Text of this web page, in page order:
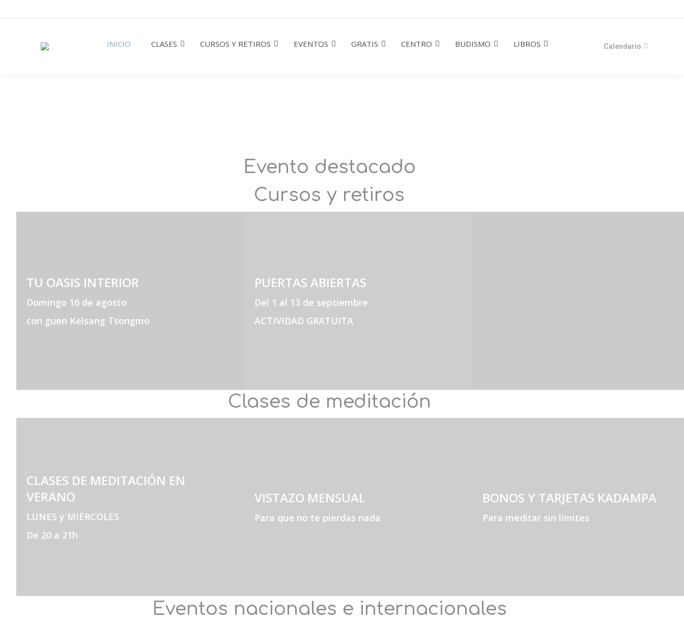
INICIO CLASES CURSOS Y RETIROS EVENTOS GRATIS CENTRO BUDISMO LIBROS Calendario
Evento destacado
Cursos y retiros
TU OASIS INTERIOR
Domingo 16 de agosto
con guen Kelsang Tsongmo
PUERTAS ABIERTAS
Del 1 al 13 de septiembre
ACTIVIDAD GRATUITA
Clases de meditación
CLASES DE MEDITACIÓN EN
VERANO
LUNES y MIÉRCOLES
De 20 a 21h
VISTAZO MENSUAL
Para que no te pierdas nada
BONOS Y TARJETAS KADAMPA
Para meditar sin límites
Eventos nacionales e internacionales